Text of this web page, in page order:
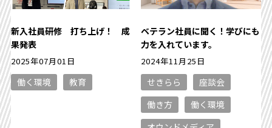
新入社員研修 打ち上げ！ 成
果発表
2025年07月01日
働く環境 教育
ベテラン社員に聞く！学びにも
力を入れています。
2024年11月25日
せきらら
座談会
働き方
働く環境